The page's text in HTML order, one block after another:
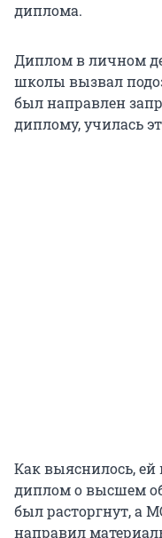
диплома.
Диплом в личном
школы вызвал
был направлен
диплому, училась
Как выяснилось,
диплом о высшем
был расторгнут, а
направил